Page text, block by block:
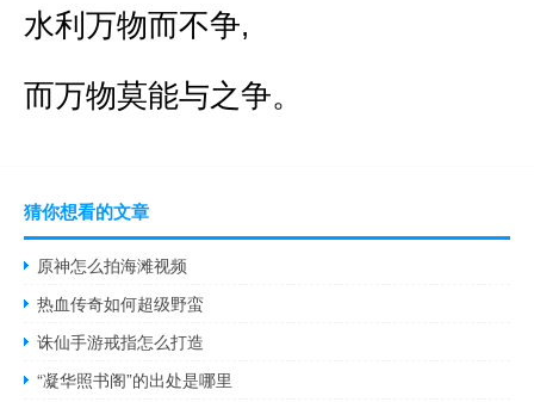
水利万物而不争,
而万物莫能与之争。
猜你想看的文章
原神怎么拍海滩视频
热血传奇如何超级野蛮
诛仙手游戒指怎么打造
“凝华照书阁”的出处是哪里